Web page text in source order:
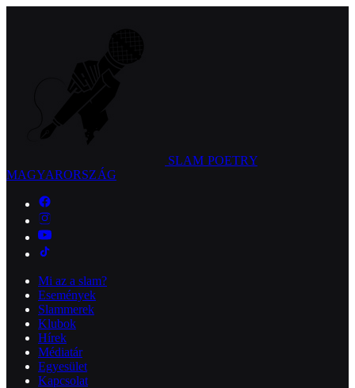
SLAM POETRY
MAGYARORSZÁG
Mi az a slam?
Események
Slammerek
Klubok
Hírek
Médiatár
Egyesület
Kapcsolat